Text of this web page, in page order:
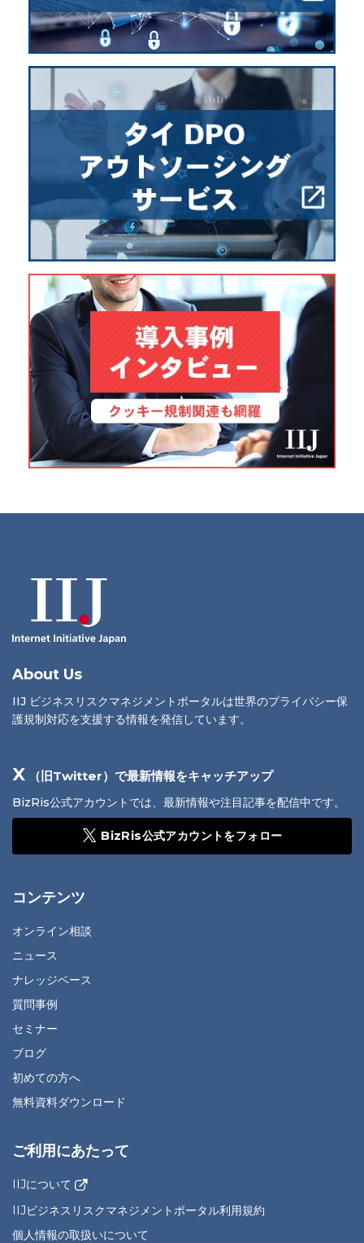
About Us
IIJ ビジネスリスクマネジメントポータルは世界のプライバシー保
護規制対応を支援する情報を発信しています。
X （旧Twitter）で最新情報をキャッチアップ
BizRis公式アカウントでは、最新情報や注目記事を配信中です。
BizRis公式アカウントをフォロー
コンテンツ
オンライン相談
ニュース
ナレッジベース
質問事例
セミナー
ブログ
初めての方へ
無料資料ダウンロード
ご利用にあたって
IIJについて
IIJビジネスリスクマネジメントポータル利用規約
個人情報の取扱いについて